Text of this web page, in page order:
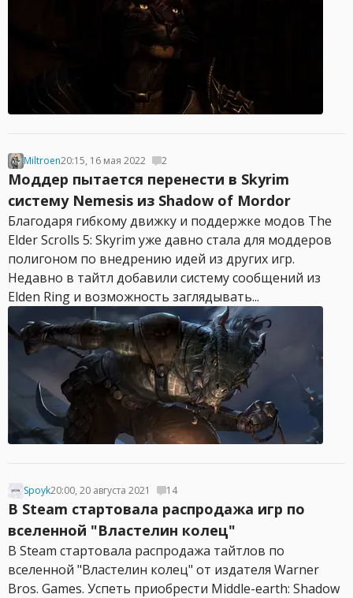
Miltroen20:15, 16 мая 2022 2
Моддер пытается перенести в Skyrim
систему Nemesis из Shadow of Mordor
Благодаря гибкому движку и поддержке модов The
Elder Scrolls 5: Skyrim уже давно стала для моддеров
полигоном по внедрению идей из других игр.
Недавно в тайтл добавили систему сообщений из
Elden Ring и возможность заглядывать...
Spoyk20:00, 20 августа 2021 14
В Steam стартовала распродажа игр по
вселенной "Властелин колец"
В Steam стартовала распродажа тайтлов по
вселенной "Властелин колец" от издателя Warner
Bros. Games. Успеть приобрести Middle-earth: Shadow